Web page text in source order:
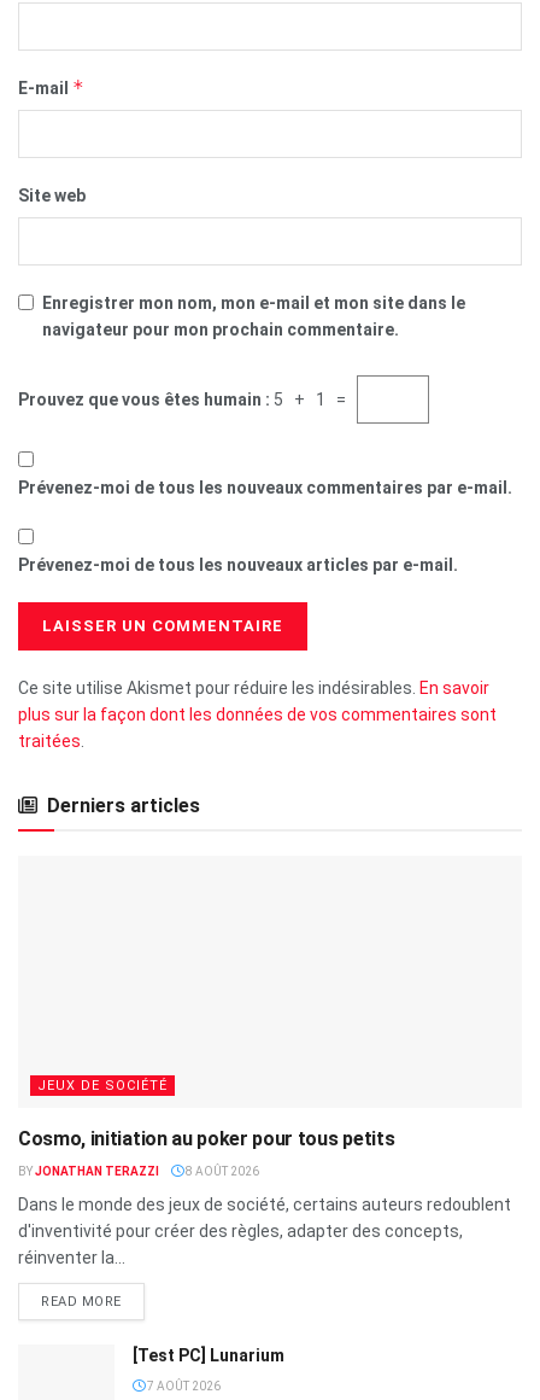
E-mail *
Site web
Enregistrer mon nom, mon e-mail et mon site dans le
navigateur pour mon prochain commentaire.
Prouvez que vous êtes humain : 5 + 1 =
Prévenez-moi de tous les nouveaux commentaires par e-mail.
Prévenez-moi de tous les nouveaux articles par e-mail.
Ce site utilise Akismet pour réduire les indésirables. En savoir
plus sur la façon dont les données de vos commentaires sont
traitées
Derniers articles
JEUX DE SOCIÉTÉ
Cosmo, initiation au poker pour tous petits
BYJONATHAN TERAZZI 8 AOÛT 2026
Dans le monde des jeux de société, certains auteurs redoublent
d'inventivité pour créer des règles, adapter des concepts,
réinventer la...
READ MORE
[Test PC] Lunarium
7 AOÛT 2026